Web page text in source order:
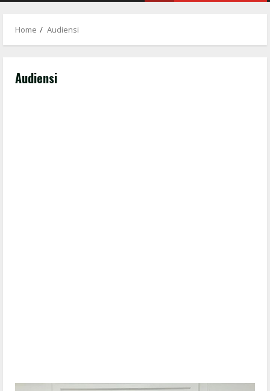
Home Audiensi
Audiensi